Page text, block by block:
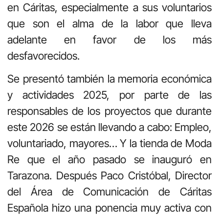
en Cáritas, especialmente a sus voluntarios
que son el alma de la labor que lleva
adelante en favor de los más
desfavorecidos.
Se presentó también la memoria económica
y actividades 2025, por parte de las
responsables de los proyectos que durante
este 2026 se están llevando a cabo: Empleo,
voluntariado, mayores… Y la tienda de Moda
Re que el año pasado se inauguró en
Tarazona. Después Paco Cristóbal, Director
del Área de Comunicación de Cáritas
Española hizo una ponencia muy activa con